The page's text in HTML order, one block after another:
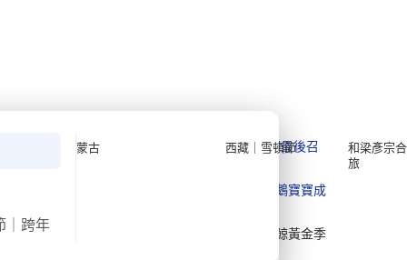
Quark 極地探險先鋒
Quark｜11月初最後召
Quark｜1月企鵝寶寶成
Quark｜3月觀鯨黃金季
和梁彥宗
旅
｜跨年
蒙古 西藏｜雪頓節
中亞三月三國遊【12日11夜】
(2027)
12天11夜
氣溫
3/17度